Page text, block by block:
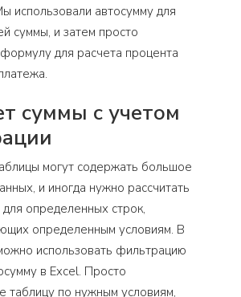
использовали автосумму для
суммы, и затем просто
для расчета процента
суммы с учетом
могут содержать большое
и иногда нужно рассчитать
определенных строк,
определенным условиям. В
использовать фильтрацию
в Excel. Просто
таблицу по нужным условиям,